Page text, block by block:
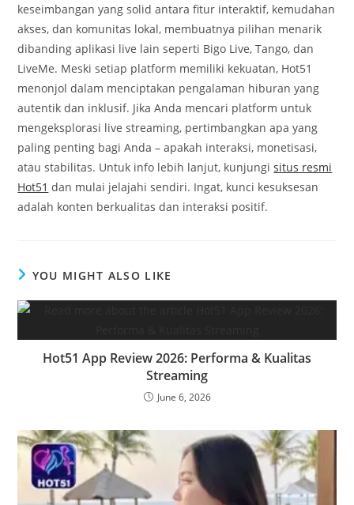
keseimbangan yang solid antara fitur interaktif, kemudahan
akses, dan komunitas lokal, membuatnya pilihan menarik
dibanding aplikasi live lain seperti Bigo Live, Tango, dan
LiveMe. Meski setiap platform memiliki kekuatan, Hot51
menonjol dalam menciptakan pengalaman hiburan yang
autentik dan inklusif. Jika Anda mencari platform untuk
mengeksplorasi live streaming, pertimbangkan apa yang
paling penting bagi Anda – apakah interaksi, monetisasi,
atau stabilitas. Untuk info lebih lanjut, kunjungisitus resmi
Hot51 dan mulai jelajahi sendiri. Ingat, kunci kesuksesan
adalah konten berkualitas dan interaksi positif.
YOU MIGHT ALSO LIKE
Hot51 App Review 2026: Performa & Kualitas
Streaming
June 6, 2026